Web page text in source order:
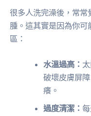
很多人洗完澡後，常常
腫。這其實是因為你
區：
水溫過高：
破壞皮膚屏
癢。
過度清潔：